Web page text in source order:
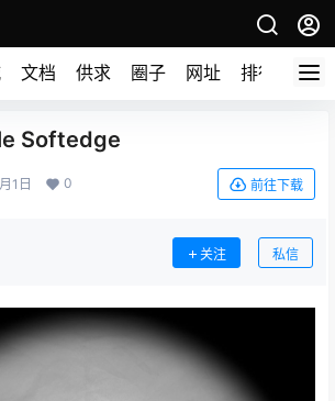
文档 供求 圈子 网址 排行榜
Softedge
1日 0 前往下载
关注 私信